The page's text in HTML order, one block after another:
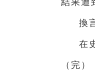
換
在
（完）